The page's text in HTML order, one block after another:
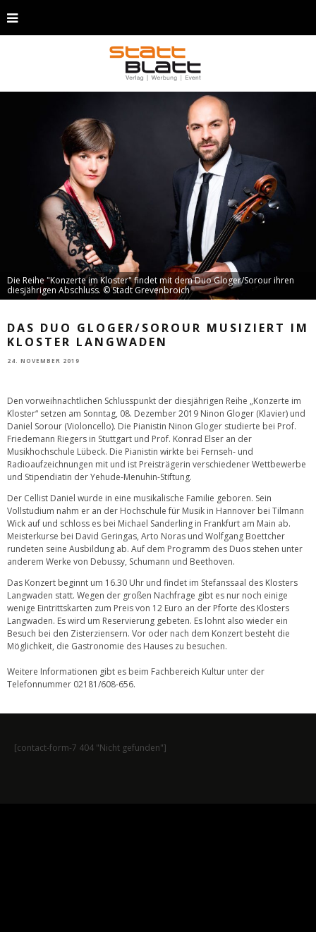
Die Reihe "Konzerte im Kloster" findet mit dem Duo Gloger/Sorour ihren
diesjährigen Abschluss. © Stadt Grevenbroich
DAS DUO GLOGER/SOROUR MUSIZIERT IM
KLOSTER LANGWADEN
24. NOVEMBER 2019
Den vorweihnachtlichen Schlusspunkt der diesjährigen Reihe „Konzerte im
Kloster“ setzen am Sonntag, 08. Dezember 2019 Ninon Gloger (Klavier) und
Daniel Sorour (Violoncello). Die Pianistin Ninon Gloger studierte bei Prof.
Friedemann Riegers in Stuttgart und Prof. Konrad Elser an der
Musikhochschule Lübeck. Die Pianistin wirkte bei Fernseh- und
Radioaufzeichnungen mit und ist Preisträgerin verschiedener Wettbewerbe
und Stipendiatin der Yehude-Menuhin-Stiftung.
Der Cellist Daniel wurde in eine musikalische Familie geboren. Sein
Vollstudium nahm er an der Hochschule für Musik in Hannover bei Tilmann
Wick auf und schloss es bei Michael Sanderling in Frankfurt am Main ab.
Meisterkurse bei David Geringas, Arto Noras und Wolfgang Boettcher
rundeten seine Ausbildung ab. Auf dem Programm des Duos stehen unter
anderem Werke von Debussy, Schumann und Beethoven.
Das Konzert beginnt um 16.30 Uhr und findet im Stefanssaal des Klosters
Langwaden statt. Wegen der großen Nachfrage gibt es nur noch einige
wenige Eintrittskarten zum Preis von 12 Euro an der Pforte des Klosters
Langwaden. Es wird um Reservierung gebeten. Es lohnt also wieder ein
Besuch bei den Zisterziensern. Vor oder nach dem Konzert besteht die
Möglichkeit, die Gastronomie des Hauses zu besuchen.
Weitere Informationen gibt es beim Fachbereich Kultur unter der
Telefonnummer 02181/608-656.
[contact-form-7 404 "Nicht gefunden"]